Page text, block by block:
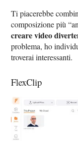
Ti piacerebbe
composizione più
creare video
problema, ho
troverai interessanti.
FlexClip